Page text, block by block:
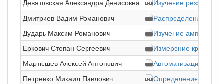
Девятовская Александра Денисовна
Изучение
Дмитриев Вадим Романович
Распределение
Дударь Максим Романович
Изучение
Еркович Степан Сергеевич
Измерение
Мартюшев Алексей Антонович
Автоматизация
Петренко Михаил Павлович
Определение